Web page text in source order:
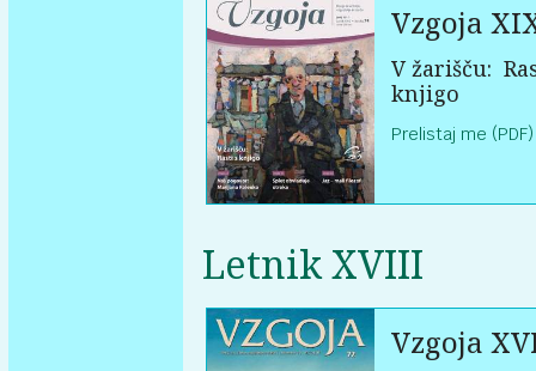
Vzgoja
V žarišču:
knjigo
Prelistaj me (PDF)
Letnik XVIII
Vzgoja